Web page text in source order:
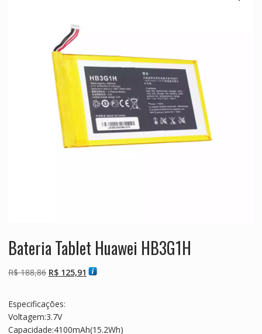
Bateria Tablet Huawei HB3G1H
R$188,86 O
era:
R$ 188,86.
R$125,91 O
Especificações:
Voltagem:3.7V
Capacidade:4100mAh(15.2Wh)